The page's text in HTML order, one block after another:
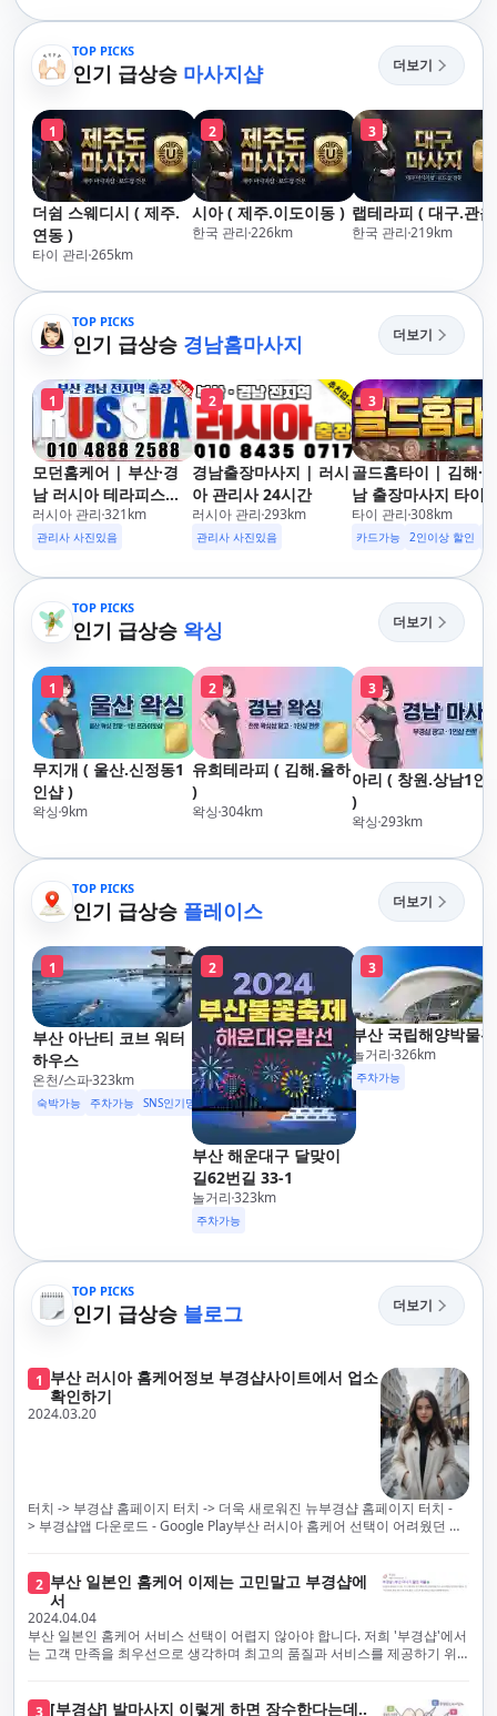
TOP PICKS
인기 급상승 마사지샵 더보기
1
더쉼 스웨디시 ( 제주.
연동 )
타이 관리 265km
2
시아 ( 제주.이도이동 )
한국 관리 226km
3
랩테라피 ( 대구.관
한국 관리 219km
TOP PICKS
인기 급상승 경남홈마사지 더보기
1
모던홈케어 | 부산·경
남 러시아 테라피스트
방문 마사지
러시아 관리 321km
관리사 사진있음
2
경남출장마사지 | 러시
아 관리사 24시간
러시아 관리 293km
관리사 사진있음
3
골드홈타이 | 김해·경
남 출장마사지 타이·
로마·스웨디시
타이 관리 308km
카드가능 2인이상 할인
TOP PICKS
인기 급상승 왁싱 더보기
1
무지개 ( 울산.신정동1
인샵 )
왁싱9km
2
유희테라피 ( 김해.율하
)
왁싱304km
3
아리 ( 창원.상남1인
)
왁싱293km
TOP PICKS
인기 급상승 플레이스 더보기
1
부산 아난티 코브 워터
하우스
온천/스파323km
숙박가능 주차가능 SNS인기명소
2
부산 해운대구 달맞이
길62번길 33-1
놀거리 323km
주차가능
3
부산 국립해양박물관
놀거리 326km
주차가능
TOP PICKS
인기 급상승 블로그 더보기
1 부산 러시아 홈케어정보 부경샵사이트에서 업소
확인하기
2024.03.20
터치 -> 부경샵 홈페이지 터치 -> 더욱 새로워진 뉴부경샵 홈페이지 터치 -
> 부경샵앱 다운로드 - Google Play부산 러시아 홈케어 선택이 어려웠던 시
스의 모든 과정을 후불제로 운영합니다. 이는 고객님의 최대 편의를 보장하
기 위한 부경샵의 약속입니다.부경샵은 현장에서 바로 고객님께 서비스를
제공하는 깨끗하고 전문적으로 훈련된 관리사들을 다수 보유하고 있음을 자
랑스럽게 생각합니다. 이는 프리미엄 부산 러시아 홈케어 경험을 제공하기
위한 부경샵의 노력의 일환입니다.현 시대의 불확실성 속에서, 안전은 부경
하고 개인의 건강 상태를 지속적으로 모니터링합니다.예약금을 요구하는 업
2 부산 일본인 홈케어 이제는 고민말고 부경샵에
서
2024.04.04
부산 일본인 홈케어 서비스 선택이 어렵지 않아야 합니다. 저희 '부경샵'에서
는 고객 만족을 최우선으로 생각하며 최고의 품질과 서비스를 제공하기 위
프리미엄 부산 일본인 홈케어 경험을 제공하고자 현장에서 직접 깨끗하고
3 [부경샵] 발마사지 이렇게 하면 장수한다는데..